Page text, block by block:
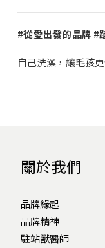
#從愛出發的品牌 #
自己洗澡，讓毛孩
關於我們
品牌緣起
品牌精神
駐站獸醫師